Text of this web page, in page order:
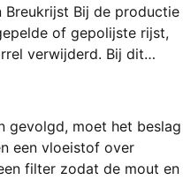
Bij de productie
of gepolijste rijst,
verwijderd. Bij dit…
gevolgd, moet het beslag
een vloeistof over
filter zodat de mout en